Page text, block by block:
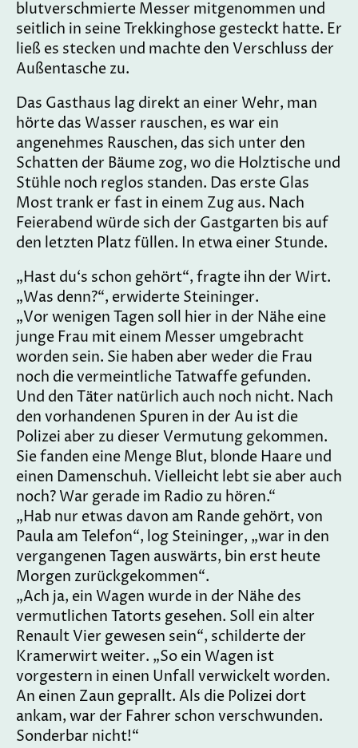
blutverschmierte Messer mitgenommen und
seitlich in seine Trekkinghose gesteckt hatte. Er
ließ es stecken und machte den Verschluss der
Außentasche zu.
Das Gasthaus lag direkt an einer Wehr, man
hörte das Wasser rauschen, es war ein
angenehmes Rauschen, das sich unter den
Schatten der Bäume zog, wo die Holztische und
Stühle noch reglos standen. Das erste Glas
Most trank er fast in einem Zug aus. Nach
Feierabend würde sich der Gastgarten bis auf
den letzten Platz füllen. In etwa einer Stunde.
„Hast du‘s schon gehört“, fragte ihn der Wirt.
„Was denn?“, erwiderte Steininger.
„Vor wenigen Tagen soll hier in der Nähe eine
junge Frau mit einem Messer umgebracht
worden sein. Sie haben aber weder die Frau
noch die vermeintliche Tatwaffe gefunden.
Und den Täter natürlich auch noch nicht. Nach
den vorhandenen Spuren in der Au ist die
Polizei aber zu dieser Vermutung gekommen.
Sie fanden eine Menge Blut, blonde Haare und
einen Damenschuh. Vielleicht lebt sie aber auch
noch? War gerade im Radio zu hören.“
„Hab nur etwas davon am Rande gehört, von
Paula am Telefon“, log Steininger, „war in den
vergangenen Tagen auswärts, bin erst heute
Morgen zurückgekommen“.
„Ach ja, ein Wagen wurde in der Nähe des
vermutlichen Tatorts gesehen. Soll ein alter
Renault Vier gewesen sein“, schilderte der
Kramerwirt weiter. „So ein Wagen ist
vorgestern in einen Unfall verwickelt worden.
An einen Zaun geprallt. Als die Polizei dort
ankam, war der Fahrer schon verschwunden.
Sonderbar nicht!“